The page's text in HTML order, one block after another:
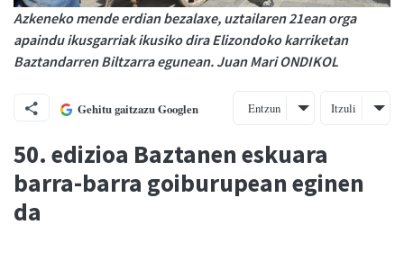
Azkeneko mende erdian bezalaxe, uztailaren 21ean orga
apaindu ikusgarriak ikusiko dira Elizondoko karriketan
Baztandarren Biltzarra egunean. Juan Mari ONDIKOL
Gehitu gaitzazu Googlen Entzun Itzuli
50. edizioa Baztanen eskuara
barra-barra goiburupean eginen
da